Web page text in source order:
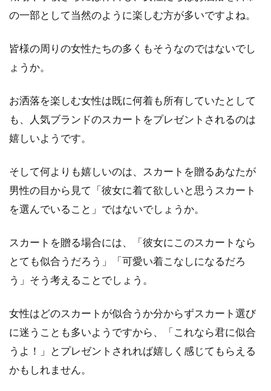
ースコーデに上手に活用！
節には、コーデも様変わりします。そんな秋の
スクールセーターはレディースブラ
学生服は、中学生や高校生がほぼ毎日、学校へ
行くときに着用しています。中学生や高校生
トップスの色に「ワインレッド」を
チョイス！〈女性コーデ〉
雰囲気を大きく左右するものですが、今回は
「ワインレッド...
の一部として当然のように楽しむ方が多いですよね。
皆様の周りの女性たちの多くもそうなのではないでし
ょうか。
お洒落を楽しむ女性は既に何着も所有していたとして
も、人気ブランドのスカートをプレゼントされるのは
嬉しいようです。
そして何よりも嬉しいのは、スカートを贈るあなたが
男性の目から見て「彼女に着て欲しいと思うスカート
を選んでいること」ではないでしょうか。
スカートを贈る場合には、「彼女にこのスカートなら
とても似合うだろう」「可愛い着こなしになるだろ
う」そう考えることでしょう。
女性はどのスカートが似合うか分からずスカート選び
に迷うことも多いようですから、「これなら君に似合
うよ！」とプレゼントされれば嬉しく感じてもらえる
かもしれません。